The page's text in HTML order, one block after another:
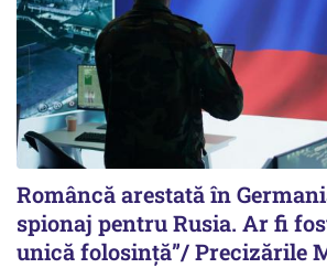
Româncă arestată în
spionaj pentru Rusia. Ar fi
unică folosință”/ Precizările